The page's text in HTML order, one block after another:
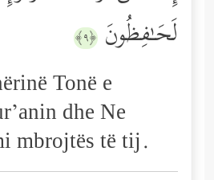
لَحَـٰفِظُونَ ﴿٩﴾
Tonë e
dhe Ne
mbrojtës të tij.